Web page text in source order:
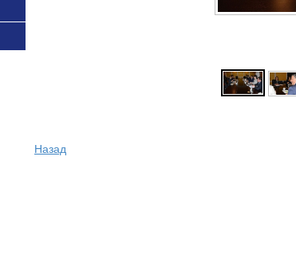
Назад